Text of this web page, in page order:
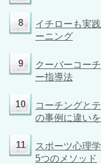
8
イチローも実
ーニング
9
クーバーコー
ー指導法
10
コーチングと
の事例に違い
11
スポーツ心理
5つのメソッド